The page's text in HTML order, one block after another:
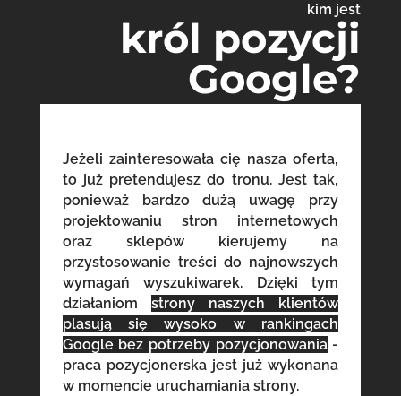
kim jest
król pozycji
Google?
Jeżeli zainteresowała cię nasza oferta,
to już pretendujesz do tronu. Jest tak,
ponieważ bardzo dużą uwagę przy
projektowaniu stron internetowych
oraz sklepów kierujemy na
przystosowanie treści do najnowszych
wymagań wyszukiwarek. Dzięki tym
działaniom strony naszych klientów
plasują się wysoko w rankingach
Google bez potrzeby pozycjonowania-
praca pozycjonerska jest już wykonana
w momencie uruchamiania strony.